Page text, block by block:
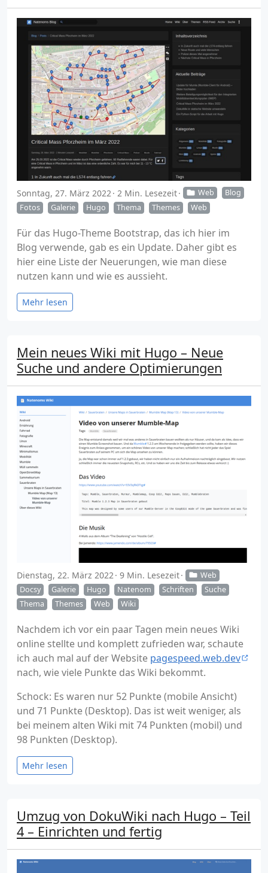
Sonntag, 27. März 2022 2 Min. Lesezeit Web
Blog
Fotos
Galerie Hugo Thema Themes Web
Für das Hugo-Theme Bootstrap, das ich hier im
Blog verwende, gab es ein Update. Daher gibt es
hier eine Liste der Neuerungen, wie man diese
nutzen kann und wie es aussieht.
Mehr lesen
Mein neues Wiki mit Hugo – Neue
Suche und andere Optimierungen
Dienstag, 22. März 2022 9 Min. Lesezeit
Web
Docsy
Galerie Hugo Natenom Schriften
Suche
Thema
Themes Web Wiki
Nachdem ich vor ein paar Tagen mein neues Wiki
online stellte und komplett zufrieden war, schaute
ich auch mal auf der Website pagespeed.web.dev
nach, wie viele Punkte das Wiki bekommt.
Schock: Es waren nur 52 Punkte (mobile Ansicht)
und 71 Punkte (Desktop). Das ist weit weniger, als
bei meinem alten Wiki mit 74 Punkten (mobil) und
98 Punkten (Desktop).
Mehr lesen
Umzug von DokuWiki nach Hugo – Teil
4 – Einrichten und fertig